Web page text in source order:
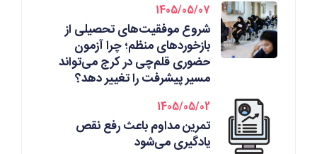
1405/05/07
شروع موفقیت‌های تحصیلی از
بازخوردهای منظم؛ چرا آزمون
حضوری قلم‌چی در کرج می‌تواند
مسیر پیشرفت را تغییر دهد؟
1405/05/02
تمرین مداوم باعث رفع نقص
یادگیری می‌شود